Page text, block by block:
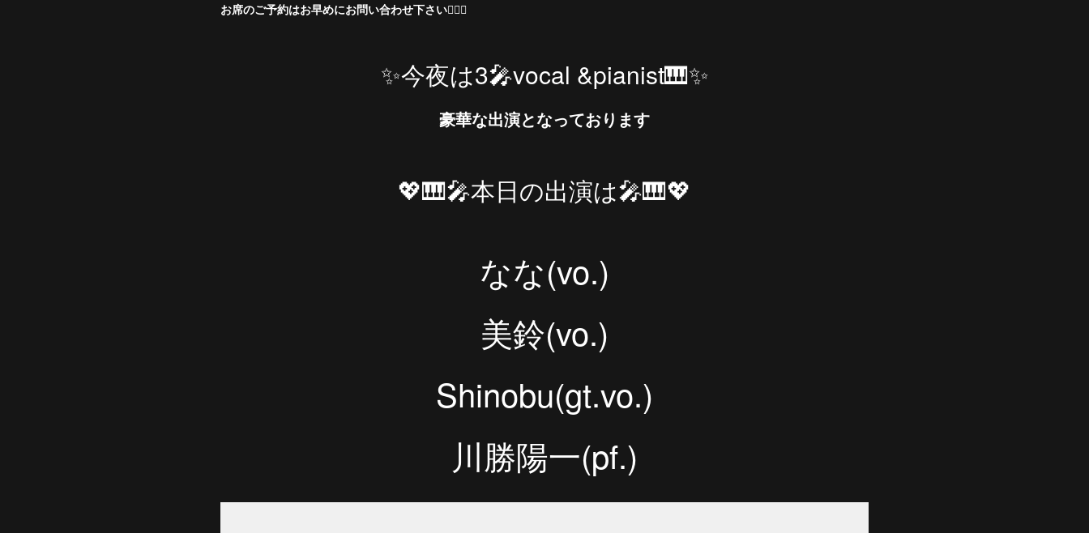
お席のご予約はお早めにお問い合わせ下さい💁🏻‍♀️
✨今夜は3🎤vocal &pianist🎹✨
豪華な出演となっております
💖🎹🎤本日の出演は🎤🎹💖
なな(vo.)
美鈴(vo.)
Shinobu(gt.vo.)
川勝陽一(pf.)